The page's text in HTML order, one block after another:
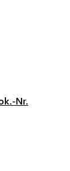
Nr.